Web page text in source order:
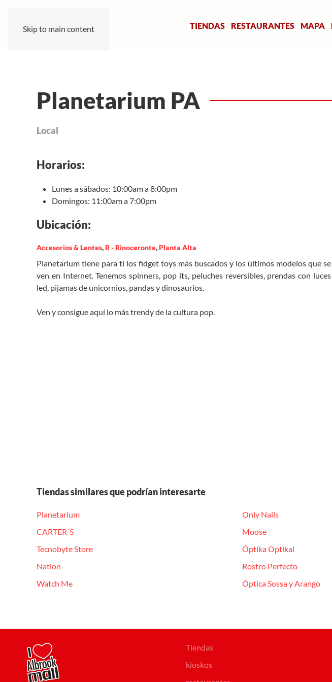
Skip to main content TIENDAS RESTAURANTES MAPA
Planetarium PA
Local
Horarios:
Lunes a sábados: 10:00am a 8:00pm
Domingos: 11:00am a 7:00pm
Ubicación:
Accesorios & Lentes,R - Rinoceronte,Planta Alta
Planetarium tiene para ti los fidget toys más buscados y los últimos modelos que se
ven en Internet. Tenemos spinners, pop its, peluches reversibles, prendas con luces
led, pijamas de unicornios, pandas y dinosaurios.
Ven y consigue aquí lo más trendy de la cultura pop.
Tiendas similares que podrían interesarte
Planetarium
CARTER´S
Tecnobyte Store
Nation
Watch Me
Only Nails
Moose
Óptika Optikal
Rostro Perfecto
Óptica Sossa y Arango
Tiendas
kioskos